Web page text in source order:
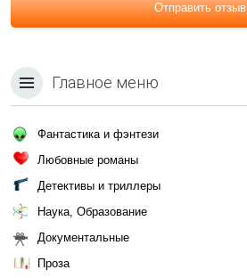
Отправить отзыв
Главное меню
Фантастика и фэнтези
Любовные романы
Детективы и триллеры
Наука, Образование
Документальные
Проза